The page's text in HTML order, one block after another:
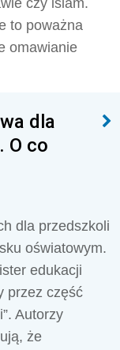
czy islam.
to poważna
omawianie
dla
O co
dla przedszkoli
oświatowym.
edukacji
przez część
Autorzy
że